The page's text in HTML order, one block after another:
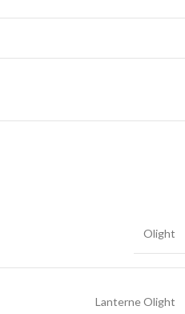
Olight
Lanterne Olight